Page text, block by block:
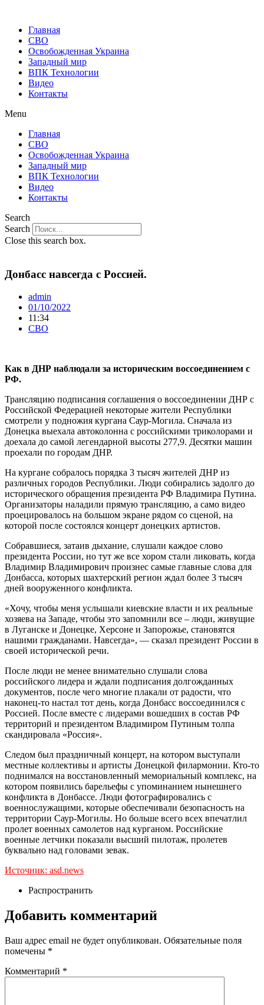
Главная
СВО
Освобожденная Украина
Западный мир
ВПК Технологии
Видео
Контакты
Menu
Главная
СВО
Освобожденная Украина
Западный мир
ВПК Технологии
Видео
Контакты
Search
Search
Close this search box.
Донбасс навсегда с Россией.
admin
01/10/2022
11:34
СВО
Как в ДНР наблюдали за историческим воссоединением с
РФ.
Трансляцию подписания соглашения о воссоединении ДНР с
Российской Федерацией некоторые жители Республики
смотрели у подножия кургана Саур-Могила. Сначала из
Донецка выехала автоколонна с российскими триколорами и
доехала до самой легендарной высоты 277,9. Десятки машин
проехали по городам ДНР.
На кургане собралось порядка 3 тысяч жителей ДНР из
различных городов Республики. Люди собирались задолго до
исторического обращения президента РФ Владимира Путина.
Организаторы наладили прямую трансляцию, а само видео
проецировалось на большом экране рядом со сценой, на
которой после состоялся концерт донецких артистов.
Собравшиеся, затаив дыхание, слушали каждое слово
президента России, но тут же все хором стали ликовать, когда
Владимир Владимирович произнес самые главные слова для
Донбасса, которых шахтерский регион ждал более 3 тысяч
дней вооруженного конфликта.
«Хочу, чтобы меня услышали киевские власти и их реальные
хозяева на Западе, чтобы это запомнили все – люди, живущие
в Луганске и Донецке, Херсоне и Запорожье, становятся
нашими гражданами. Навсегда», — сказал президент России в
своей исторической речи.
После люди не менее внимательно слушали слова
российского лидера и ждали подписания долгожданных
документов, после чего многие плакали от радости, что
наконец-то настал тот день, когда Донбасс воссоединился с
Россией. После вместе с лидерами вошедших в состав РФ
территорий и президентом Владимиром Путиным толпа
скандировала «Россия».
Следом был праздничный концерт, на котором выступали
местные коллективы и артисты Донецкой филармонии. Кто-то
поднимался на восстановленный мемориальный комплекс, на
котором появились барельефы с упоминанием нынешнего
конфликта в Донбассе. Люди фотографировались с
военнослужащими, которые обеспечивали безопасность на
территории Саур-Могилы. Но больше всего всех впечатлил
пролет военных самолетов над курганом. Российские
военные летчики показали высший пилотаж, пролетев
буквально над головами зевак.
Источник: asd.news
Распространить
Добавить комментарий
Ваш адрес email не будет опубликован. Обязательные поля
помечены *
Комментарий *